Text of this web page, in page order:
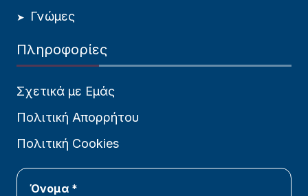
Γνώμες
Πληροφορίες
Σχετικά με Εμάς
Πολιτική Απορρήτου
Πολιτική Cookies
Όνομα *